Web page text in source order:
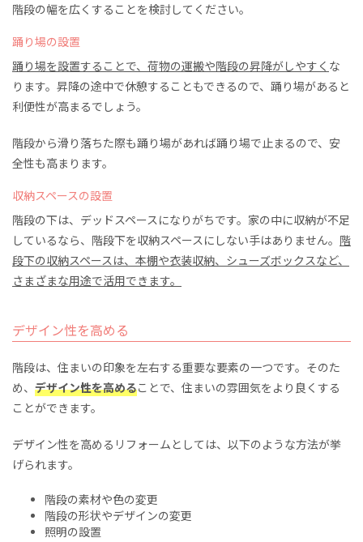
階段の幅を広くすることを検討してください。
踊り場の設置
踊り場を設置することで、荷物の運搬や階段の昇降がしやすく な
ります。昇降の途中で休憩することもできるので、踊り場があると
利便性が高まるでしょう。
階段から滑り落ちた際も踊り場があれば踊り場で止まるので、安
全性も高まります。
収納スペースの設置
階段の下は、デッドスペースになりがちです。 家の中に収納が不足
しているなら、階段下を収納スペースにしない手はありません。 階
段下の収納スペースは、 本棚や衣装収納、シューズボックスなど、
さまざまな用途で活用できます。
デザイン性を高める
階段は、住まいの印象を左右する重要な要素の一つです。そのた
め、 デザイン性を高めることで、住まいの雰囲気をより良くする
ことができます。
デザイン性を高めるリフォームとしては、以下のような方法が挙
げられます。
階段の素材や色の変更
階段の形状やデザインの変更
照明の設置